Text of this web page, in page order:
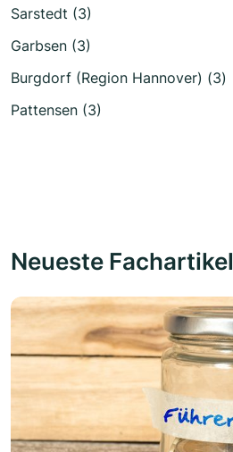
Sarstedt (3)
Garbsen (3)
Burgdorf (Region Hannover) (3)
Pattensen (3)
Neueste Fachartikel